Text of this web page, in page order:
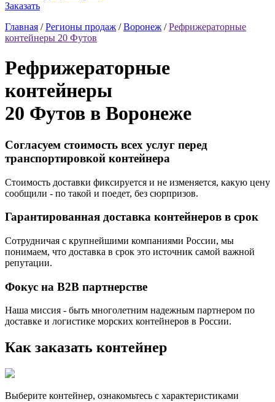
Заказать
Главная /Регионы продаж /Воронеж /Рефрижераторные
контейнеры 20 Футов
Рефрижераторные
контейнеры
20 Футов в Воронеже
Согласуем стоимость всех услуг перед
транспортировкой контейнера
Стоимость доставки фиксируется и не изменяется, какую цену
сообщили - по такой и поедет, без сюрпризов.
Гарантированная доставка контейнеров в срок
Сотрудничая с крупнейшими компаниями России, мы
понимаем, что доставка в срок это источник самой важной
репутации.
Фокус на B2B партнерстве
Наша миссия - быть многолетним надежным партнером по
доставке и логистике морских контейнеров в России.
Как заказать контейнер
Выберите контейнер, ознакомьтесь с характеристиками